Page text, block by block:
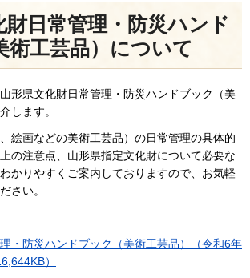
財日常管理・防災ハンド
術工芸品）について
形県文化財日常管理・防災ハンドブック（美
します。
絵画などの美術工芸品）の日常管理の具体的
の注意点、山形県指定文化財について必要な
かりやすくご案内しておりますので、お気軽
さい。
・防災ハンドブック（美術工芸品）（令和6年
）